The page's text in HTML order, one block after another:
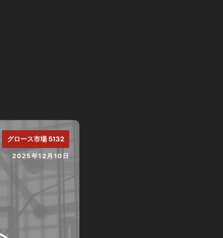
グロース市場 5132
2025年12月10日